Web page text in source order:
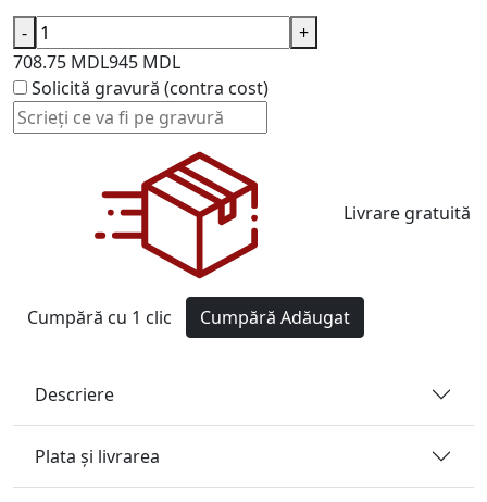
708.75 MDL945 MDL
Solicită gravură (contra cost)
- +
Livrare gratuită
Cumpără cu 1 clic Cumpără Adăugat
Descriere
Plata și livrarea